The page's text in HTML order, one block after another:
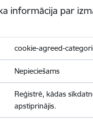
informācija par
cookie-agreed-
Nepieciešams
Reģistrē, kādas
apstiprinājis.